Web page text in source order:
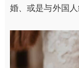
婚、或是与外国